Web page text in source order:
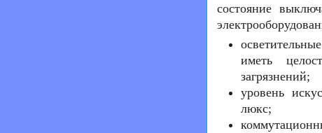
состояние
иметь
загрязнений;
уровень
люкс;